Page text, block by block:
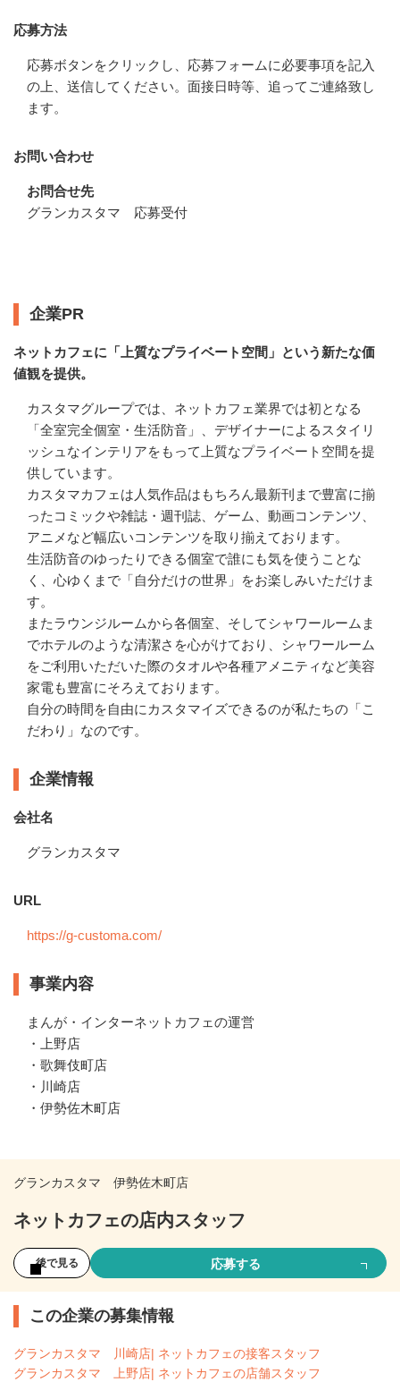
応募方法
応募ボタンをクリックし、応募フォームに必要事項を記入
の上、送信してください。面接日時等、追ってご連絡致し
ます。
お問い合わせ
お問合せ先
グランカスタマ　応募受付
企業PR
ネットカフェに「上質なプライベート空間」という新たな価
値観を提供。
カスタマグループでは、ネットカフェ業界では初となる
「全室完全個室・生活防音」、デザイナーによるスタイリ
ッシュなインテリアをもって上質なプライベート空間を提
供しています。
カスタマカフェは人気作品はもちろん最新刊まで豊富に揃
ったコミックや雑誌・週刊誌、ゲーム、動画コンテンツ、
アニメなど幅広いコンテンツを取り揃えております。
生活防音のゆったりできる個室で誰にも気を使うことな
く、心ゆくまで「自分だけの世界」をお楽しみいただけま
す。
またラウンジルームから各個室、そしてシャワールームま
でホテルのような清潔さを心がけており、シャワールーム
をご利用いただいた際のタオルや各種アメニティなど美容
家電も豊富にそろえております。
自分の時間を自由にカスタマイズできるのが私たちの「こ
だわり」なのです。
企業情報
会社名
グランカスタマ
URL
https://g-customa.com/
事業内容
まんが・インターネットカフェの運営
・上野店
・歌舞伎町店
・川崎店
・伊勢佐木町店
グランカスタマ 伊勢佐木町店
ネットカフェの店内スタッフ
後で見る 応募する
この企業の募集情報
グランカスタマ 川崎店| ネットカフェの接客スタッフ
グランカスタマ 上野店| ネットカフェの店舗スタッフ